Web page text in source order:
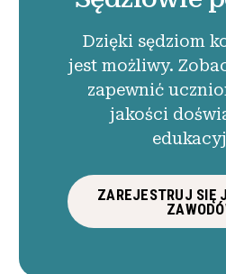
Dzięki sędziom
jest możliwy.
zapewnić
jakości
ZAREJESTRUJ SIĘ